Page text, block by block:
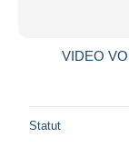
VIDEO
Statut